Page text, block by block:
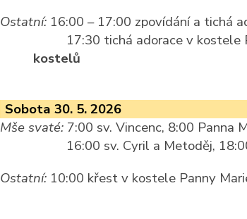
Ostatní:16:00 – 17:00 zpovídání a tichá
17:30 tichá adorace v kostele
kostelů
Sobota 30. 5. 2026
Mše svaté: 7:00 sv. Vincenc, 8:00 Panna
16:00 sv. Cyril a Metoděj,
Ostatní:10:00 křest v kostele Panny